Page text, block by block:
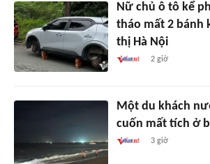
Nữ chủ ô tô kể
tháo mất 2 bánh
thị Hà Nội
2 giờ
Một du khách
cuốn mất tích ở
3 giờ